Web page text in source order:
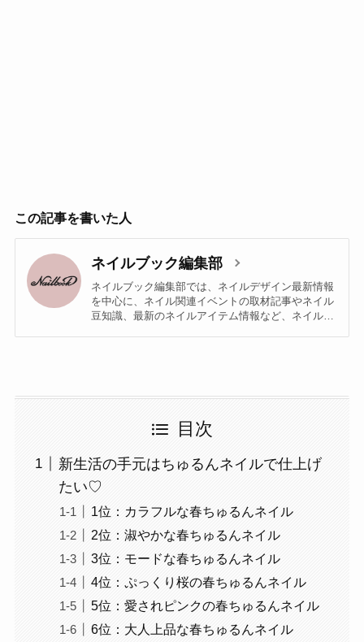
この記事を書いた人
ネイルブック編集部
ネイルブック編集部では、ネイルデザイン最新情報
を中心に、ネイル関連イベントの取材記事やネイル
豆知識、最新のネイルアイテム情報など、ネイル関
目次
新生活の手元はちゅるんネイルで仕上げ
たい♡
1位：カラフルな春ちゅるんネイル
2位：淑やかな春ちゅるんネイル
3位：モードな春ちゅるんネイル
4位：ぷっくり桜の春ちゅるんネイル
5位：愛されピンクの春ちゅるんネイル
6位：大人上品な春ちゅるんネイル